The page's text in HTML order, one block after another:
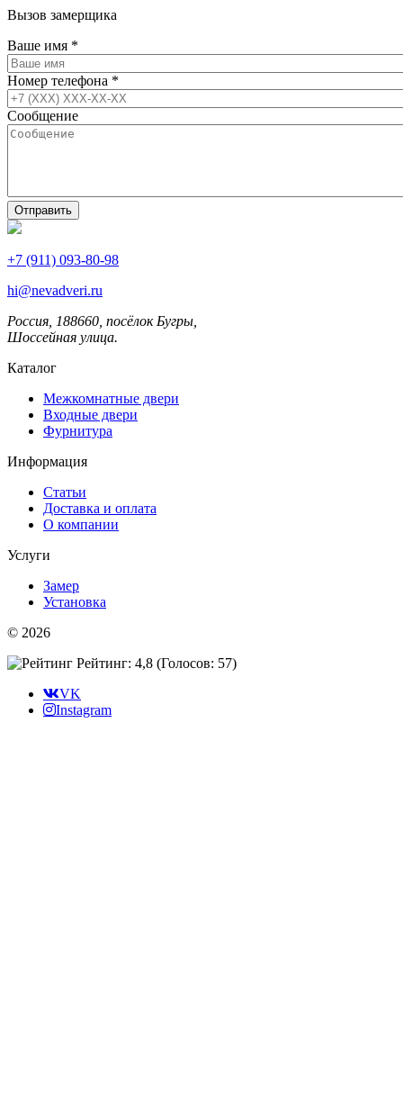
Вызов замерщика
Ваше имя *
Номер телефона *
Сообщение
+7 (911) 093-80-98
hi@nevadveri.ru
Россия, 188660, посёлок Бугры,
Шоссейная улица.
Каталог
Межкомнатные двери
Входные двери
Фурнитура
Информация
Статьи
Доставка и оплата
О компании
Услуги
Замер
Установка
© 2026
Рейтинг: 4,8 (Голосов: 57)
VK
Instagram